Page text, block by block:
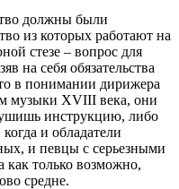
должны были
из которых работают на
стезе – вопрос для
на себя обязательства
в понимании дирижера
музыки XVIII века, они
инструкцию, либо
и обладатели
и певцы с серьезными
только возможно,
средне.